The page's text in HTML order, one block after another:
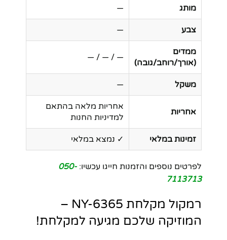
מותג —
צבע —
ממדים
(אורך/רוחב/גובה)
— / — / —
משקל —
אחריות
אחריות מלאה בהתאם
למדיניות החנות
זמינות במלאי ✓ נמצא במלאי
לפרטים נוספים והזמנות חייגו עכשיו: 050-
7113713
רמקול מקלחת NY-6365 –
המוזיקה שלכם מגיעה למקלחת!